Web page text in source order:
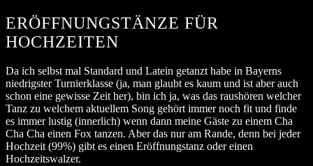
ERÖFFNUNGSTÄNZE FÜR
HOCHZEITEN
Da ich selbst mal Standard und Latein getanzt habe in Bayerns
niedrigster Turnierklasse (ja, man glaubt es kaum und ist aber auch
schon eine gewisse Zeit her), bin ich ja, was das raushören welcher
Tanz zu welchem aktuellem Song gehört immer noch fit und finde
es immer lustig (innerlich) wenn dann meine Gäste zu einem Cha
Cha Cha einen Fox tanzen. Aber das nur am Rande, denn bei jeder
Hochzeit (99%) gibt es einen Eröffnungstanz oder einen
Hochzeitswalzer.